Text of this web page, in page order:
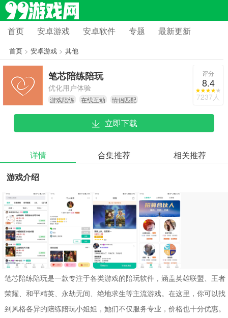
首页 安卓游戏 安卓软件 专题 最新更新
首页> 安卓游戏> 其他
笔芯陪练陪玩
优化用户体验
游戏陪练 在线互动 情侣匹配
评分
8.4
7237人
立即下载
详情 合集推荐
相关推荐
游戏介绍
笔芯陪练陪玩是一款专注于各类游戏的陪玩软件，涵盖英雄联盟、王者
荣耀、和平精英、永劫无间、绝地求生等主流游戏。在这里，你可以找
到风格各异的陪练陪玩小姐姐，她们不仅服务专业，价格也十分优惠。